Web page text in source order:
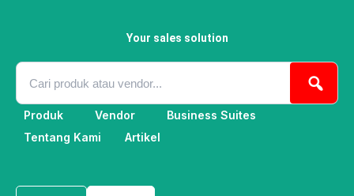
Your sales solution
Produk Vendor
Business Suites
Tentang Kami
Artikel